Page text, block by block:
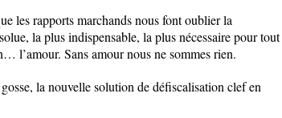
les rapports marchands nous font oublier la
la plus indispensable, la plus nécessaire pour tout
l’amour. Sans amour nous ne sommes rien.
la nouvelle solution de défiscalisation clef en